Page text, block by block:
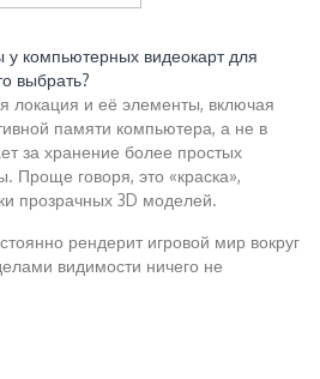
компьютерных видеокарт для
выбрать?
локация и её элементы, включая
памяти компьютера, а не в
за хранение более простых
Проще говоря, это «краска»,
прозрачных 3D моделей.
рендерит игровой мир вокруг
видимости ничего не